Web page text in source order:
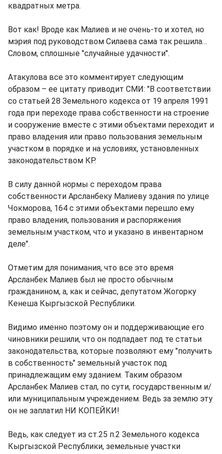
квадратных метра.
Вот как! Вроде как Малиев и не очень-то и хотел, но
мэрия под руководством Силаева сама так решила…
Словом, сплошные "случайные удачности".
Атакулова все это комментирует следующим
образом – ее цитату приводит СМИ: "В соответствии
со статьей 28 Земельного кодекса от 19 апреля 1991
года при переходе права собственности на строение
и сооружение вместе с этими объектами переходит и
право владения или право пользования земельным
участком в порядке и на условиях, установленных
законодательством КР.
В силу данной нормы с переходом права
собственности Арсланбеку Малиеву здания по улице
Чокморова, 164 с этими объектами перешло ему
право владения, пользования и распоряжения
земельным участком, что и указано в инвентарном
деле".
Отметим для понимания, что все это время
Арсланбек Малиев был не просто обычным
гражданином, а, как и сейчас, депутатом Жогорку
Кенеша Кыргызской Республики.
Видимо именно поэтому он и поддерживающие его
чиновники решили, что он подпадает под те статьи
законодательства, которые позволяют ему "получить
в собственность" земельный участок под
принадлежащим ему зданием. Таким образом
Арсланбек Малиев стал, по сути, государственным и/
или муниципальным учреждением. Ведь за землю эту
он не заплатил НИ КОПЕЙКИ!
Ведь, как следует из ст.25 п.2 Земельного кодекса
Кыргызской Республики, земельные участки